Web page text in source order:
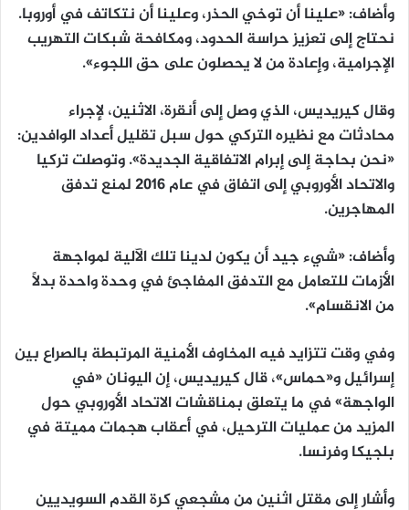
وأضاف: «علينا أن توخي الحذر، وعلينا أن نتكاتف في أوروبا.
نحتاج إلى تعزيز حراسة الحدود، ومكافحة شبكات التهريب
الإجرامية، وإعادة من لا يحصلون على حق اللجوء».
وقال كيريديس، الذي وصل إلى أنقرة، الاثنين، لإجراء
محادثات مع نظيره التركي حول سبل تقليل أعداد الوافدين:
«نحن بحاجة إلى إبرام الاتفاقية الجديدة». وتوصلت تركيا
والاتحاد الأوروبي إلى اتفاق في عام 2016 لمنع تدفق
المهاجرين.
وأضاف: «شيء جيد أن يكون لدينا تلك الآلية لمواجهة
الأزمات للتعامل مع التدفق المفاجئ في وحدة واحدة بدلاً
من الانقسام».
وفي وقت تتزايد فيه المخاوف الأمنية المرتبطة بالصراع بين
إسرائيل و«حماس»، قال كيريديس، إن اليونان «في
الواجهة» في ما يتعلق بمناقشات الاتحاد الأوروبي حول
المزيد من عمليات الترحيل، في أعقاب هجمات مميتة في
بلجيكا وفرنسا.
وأشار إلى مقتل اثنين من مشجعي كرة القدم السويديين